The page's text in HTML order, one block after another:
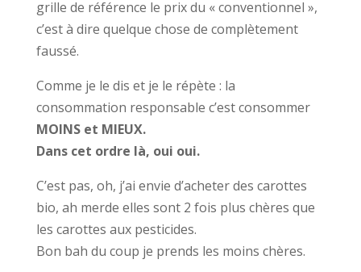
grille de référence le prix du « conventionnel »,
c’est à dire quelque chose de complètement
faussé.
Comme je le dis et je le répète : la
consommation responsable c’est consommer
MOINS et MIEUX.
Dans cet ordre là, oui oui.
C’est pas, oh, j’ai envie d’acheter des carottes
bio, ah merde elles sont 2 fois plus chères que
les carottes aux pesticides.
Bon bah du coup je prends les moins chères.